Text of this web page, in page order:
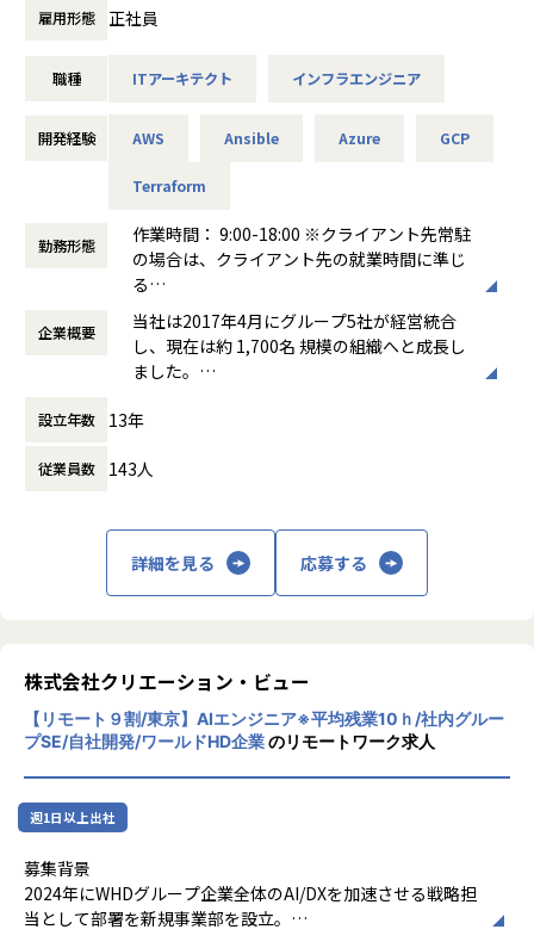
T・CSIRT）のマネージャーをお任せします。◉主な業務内
・プロジェクトマネジメント：方針決定、スケジュール作
・ピープルマネジメント：目標設定・評価、1on1、メンバ
・日々の運用：各種メトリクスのモニタリング、運用の改善
【このポジションで働く魅力】
・toCサービスならではの「ユーザーと近い距離でプロダク
ト開発・運用」を行っており、社内情報システムの観点でサ
ービスのグロースに貢献すべく、スピード感を持った社内情
報システム施策の推進ができる
・「守り」だけでなく、「攻め」の社内情報システム施策を
技術特化のキャリアも描ける
・技術的なチャレンジを積極的にできる、かつ、称賛される
・社内情報システムに対して経営層の理解があり、従業員の
最初はココナラの情シス組織のマネジメントをこなしてもら
いつつ、ゆくゆくはグループ会社全体の情シス組織の統括を
お任せしたいと考えています。
会社の定める範囲
化、リソース最適化など、最新技術をインフラ領域に組み込
み、
しています。
＜具体的な仕事内容＞
の設計・構築。
・AI技術を用いた運用自動化（AIOps）やセキュリティ強化
・プロパー中心チームの技術指導およびプロジェクト管理。
■顧客の業界例
金融/福祉/通信/EC/流通/商社/官公庁/モビリティ/SAP/飲食/
航空
・AI技術（AIOps）を用いた次世代インフラ運用自動化の実
築・更改
オンプレミスからクラウドへの大規模移行や、高度なセキュ
リティ要件を満たす基盤設計を遂行。
・通信キャリア向け大規模ネットワーク・セキュリティ基盤
の検証と実用化
Cisco、Juniper等のハイエンド機器や仮想化技術（VMWare
等）を駆使し、安定稼働を技術担当として牽引。
・ゼロトラストモデルに基づくエンタープライズ向けセキュ
リティ基盤の構築
雇用形態 正社員
職種 ITアーキテクト インフラエンジニア
開発経験 AWS Ansible Azure GCP
Terraform
勤務形態
作業時間： 9:00-18:00 ※クライアント先常駐
の場合は、クライアント先の就業時間に準じ
る
働き方：
固定時間制（9時～18時、10時～19
時など）
時間外労働の有無： 有（月平均11.3時間）
休憩時間： 60分
企業概要
当社は2017年4月にグループ5社が経営統合
し、現在は約 1,700名 規模の組織へと成長し
ました。
ンのもと、ITを活用してビジネスや組織の課
事業展開しています。現在は 目黒 にある本社
設立年数 13年
従業員数 143人
詳細を見る 応募する
株式会社クリエーション・ビュー
【リモート９割/東京】AIエンジニア※平均残業10ｈ/社内グルー
プSE/自社開発/ワールドHD企業のリモートワーク求人
週1日以上出社
募集背景
2024年にWHDグループ企業全体のAI/DXを加速させる戦略担
当として部署を新規事業部を設立。